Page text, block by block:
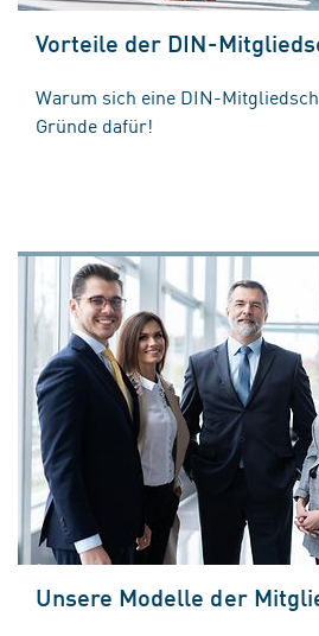
Vorteile der DIN-
Warum sich eine DIN-
Gründe dafür!
Unsere Modelle der